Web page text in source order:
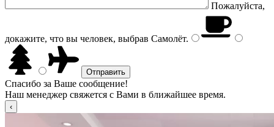
Пожалуйста,
докажите, что вы человек, выбрав Самолёт.
Спасибо за Ваше сообщение!
Наш менеджер свяжется с Вами в ближайшее время.